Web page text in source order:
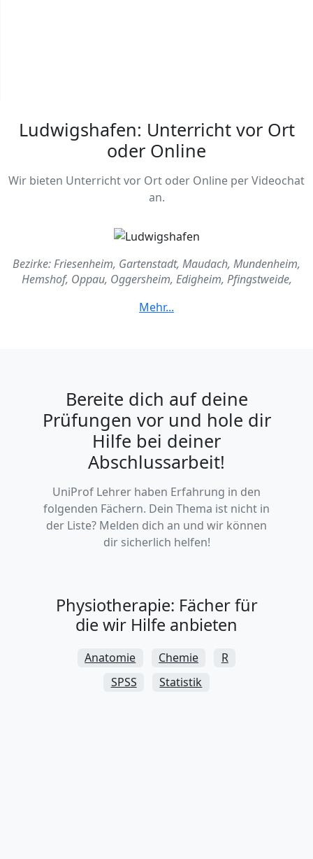
Ludwigshafen: Unterricht vor Ort
oder Online
Wir bieten Unterricht vor Ort oder Online per Videochat
an.
Bezirke: Friesenheim, Gartenstadt, Maudach, Mundenheim,
Hemshof, Oppau, Oggersheim, Edigheim, Pfingstweide,
Bereite dich auf deine
Prüfungen vor und hole dir
Hilfe bei deiner
Abschlussarbeit!
UniProf Lehrer haben Erfahrung in den
folgenden Fächern. Dein Thema ist nicht in
der Liste? Melden dich an und wir können
dir sicherlich helfen!
Physiotherapie: Fächer für
die wir Hilfe anbieten
Anatomie Chemie
R
SPSS
Statistik